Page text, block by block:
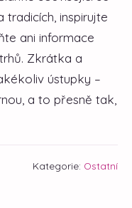
inspirujte
ani informace
Zkrátka a
ústupky –
a to přesně tak,
Kategorie: Ostatní